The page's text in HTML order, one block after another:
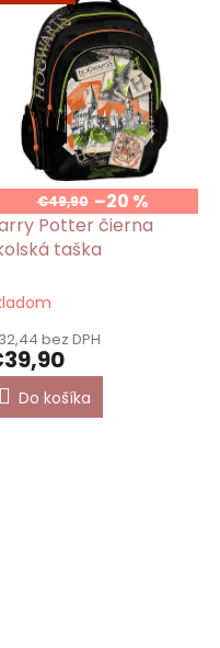
€49,90 –20 %
Potter čierna
taška
bez DPH
Do košíka